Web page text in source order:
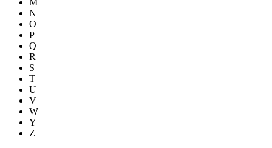
M
N
O
P
Q
R
S
T
U
V
W
Y
Z